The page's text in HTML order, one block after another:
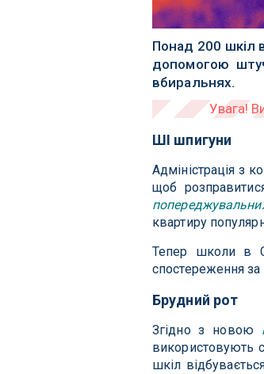
Понад 200 шкіл
допомогою
вбиральнях.
ШІ шпигуни
Адміністрація з
щоб
квартиру
Тепер школи в
спостереження
Брудний рот
Згідно з новою
використовують
шкіл